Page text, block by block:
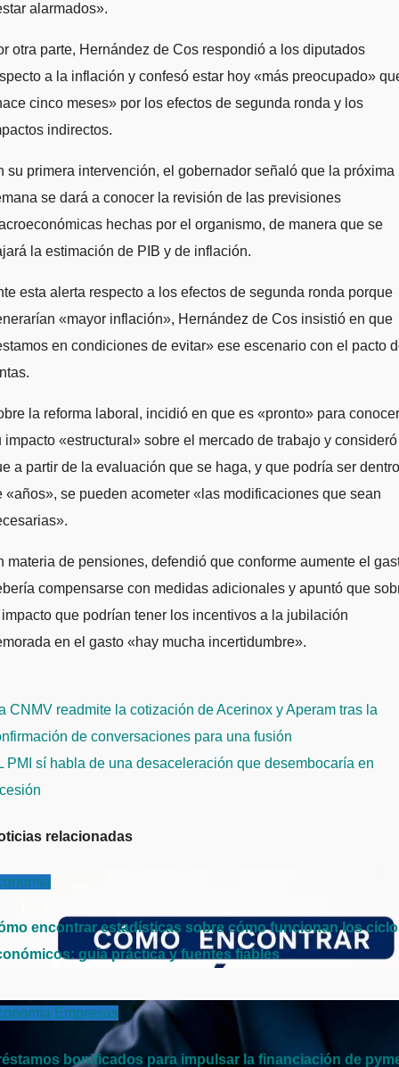
alarmados».
otra parte, Hernández de Cos respondió a los diputados
a la inflación y confesó estar hoy «más preocupado»
cinco meses» por los efectos de segunda ronda y los
indirectos.
su primera intervención, el gobernador señaló que la próxima
se dará a conocer la revisión de las previsiones
hechas por el organismo, de manera que se
la estimación de PIB y de inflación.
esta alerta respecto a los efectos de segunda ronda porque
«mayor inflación», Hernández de Cos insistió en que
en condiciones de evitar» ese escenario con el pacto
la reforma laboral, incidió en que es «pronto» para conocer
impacto «estructural» sobre el mercado de trabajo y consideró
a partir de la evaluación que se haga, y que podría ser dentro
«años», se pueden acometer «las modificaciones que sean
materia de pensiones, defendió que conforme aumente el
compensarse con medidas adicionales y apuntó que
que podrían tener los incentivos a la jubilación
en el gasto «hay mucha incertidumbre».
CNMV readmite la cotización de Acerinox y Aperam tras la
de conversaciones para una fusión
PMI sí habla de una desaceleración que desembocaría en
relacionadas
encontrar estadísticas sobre cómo funcionan los
guía práctica y fuentes fiables
Empresas
bonificados para impulsar la financiación de